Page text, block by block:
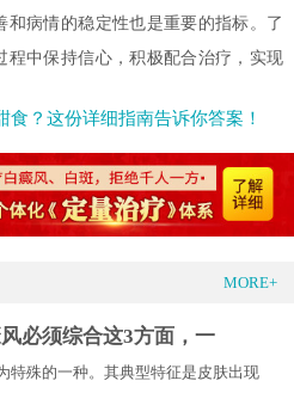
病情的稳定性也是重要的指标。了
程中保持信心，积极配合治疗，实现
食？这份详细指南告诉你答案！
MORE+
必须综合这3方面，一
特殊的一种。其典型特征是皮肤出现